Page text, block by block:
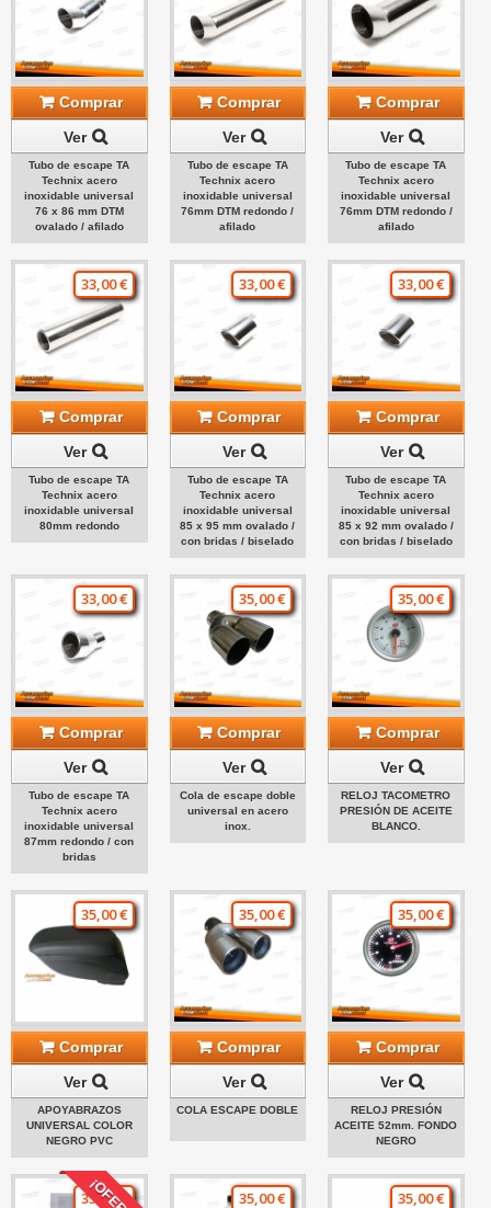
Comprar
Ver
Tubo de escape TA
Technix acero
inoxidable universal
76 x 86 mm DTM
ovalado / afilado
Comprar
Ver
Tubo de escape TA
Technix acero
inoxidable universal
76mm DTM redondo /
afilado
Comprar
Ver
Tubo de escape TA
Technix acero
inoxidable universal
76mm DTM redondo /
afilado
33,00 €
Comprar
Ver
Tubo de escape TA
Technix acero
inoxidable universal
80mm redondo
33,00 €
Comprar
Ver
Tubo de escape TA
Technix acero
inoxidable universal
85 x 95 mm ovalado /
con bridas / biselado
33,00 €
Comprar
Ver
Tubo de escape TA
Technix acero
inoxidable universal
85 x 92 mm ovalado /
con bridas / biselado
33,00 €
Comprar
Ver
Tubo de escape TA
Technix acero
inoxidable universal
87mm redondo / con
bridas
35,00 €
Comprar
Ver
Cola de escape doble
universal en acero
inox.
35,00 €
Comprar
Ver
RELOJ TACOMETRO
PRESIÓN DE ACEITE
BLANCO.
35,00 €
Comprar
Ver
APOYABRAZOS
UNIVERSAL COLOR
NEGRO PVC
35,00 €
Comprar
Ver
COLA ESCAPE DOBLE
35,00 €
Comprar
Ver
RELOJ PRESIÓN
ACEITE 52mm. FONDO
NEGRO
35,00 € 35,00 € 35,00 €